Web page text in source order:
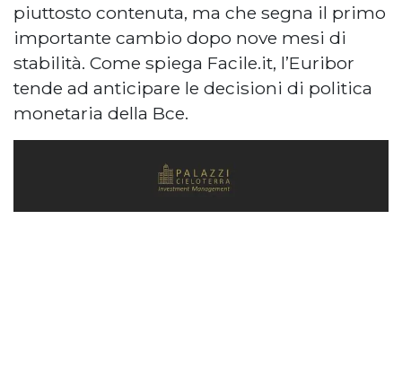
piuttosto contenuta, ma che segna il primo
importante cambio dopo nove mesi di
stabilità. Come spiega Facile.it, l’Euribor
tende ad anticipare le decisioni di politica
monetaria della Bce.